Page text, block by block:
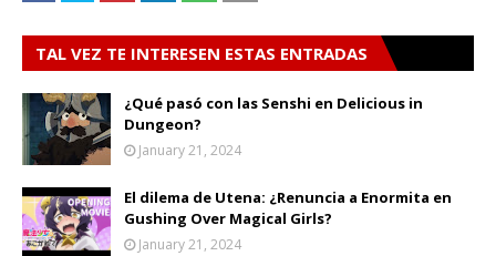
TAL VEZ TE INTERESEN ESTAS ENTRADAS
¿Qué pasó con las Senshi en Delicious in
Dungeon?
January 21, 2024
El dilema de Utena: ¿Renuncia a Enormita en
Gushing Over Magical Girls?
January 21, 2024